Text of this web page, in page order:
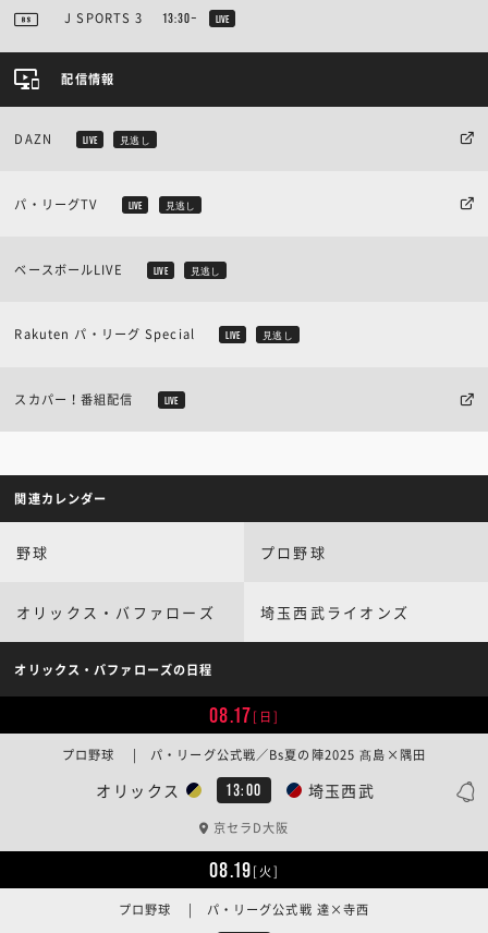
J SPORTS 3 13:30~ LIVE
配信情報
DAZN LIVE 見逃し
パ・リーグTV LIVE 見逃し
ベースボールLIVE LIVE 見逃し
Rakuten パ・リーグ Special LIVE 見逃し
スカパー！番組配信 LIVE
関連カレンダー
野球 プロ野球
オリックス・バファローズ 埼玉西武ライオンズ
オリックス・バファローズの日程
08.17[日]
オリックス 13:00 埼玉西武
プロ野球 | パ・リーグ公式戦／Bs夏の陣2025 髙島×隅田
京セラD大阪
08.19[火]
プロ野球 | パ・リーグ公式戦 達×寺西